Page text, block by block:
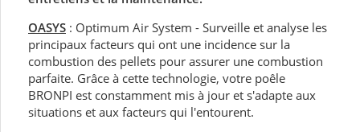
OASYS : Optimum Air System - Surveille et analyse les
principaux facteurs qui ont une incidence sur la
combustion des pellets pour assurer une combustion
parfaite. Grâce à cette technologie, votre poêle
BRONPI est constamment mis à jour et s'adapte aux
situations et aux facteurs qui l'entourent.